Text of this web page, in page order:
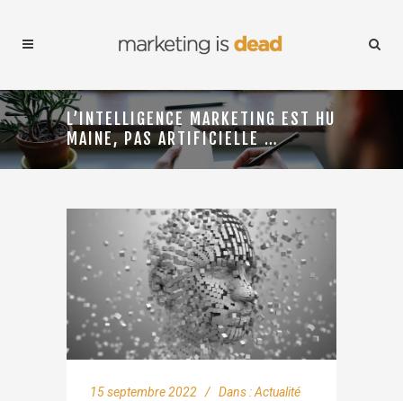
L’INTELLIGENCE MARKETING EST HU
MAINE, PAS ARTIFICIELLE …
15 septembre 2022 Dans :Actualité